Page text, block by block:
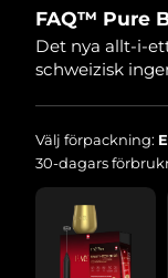
Länk
till
samma
sida.
FAQ™ Pure
Det nya allt-i-
schweizisk
Välj förpackning:
30-dagars